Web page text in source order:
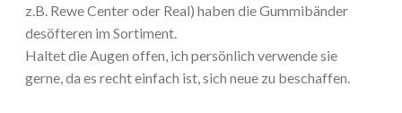
z.B. Rewe Center oder Real) haben die Gummibänder
desöfteren im Sortiment.
Haltet die Augen offen, ich persönlich verwende sie
gerne, da es recht einfach ist, sich neue zu beschaffen.